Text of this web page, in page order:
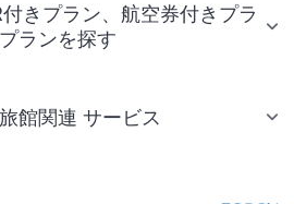
きプラン、航空券付きプラ
ランを探す
館関連 サービス